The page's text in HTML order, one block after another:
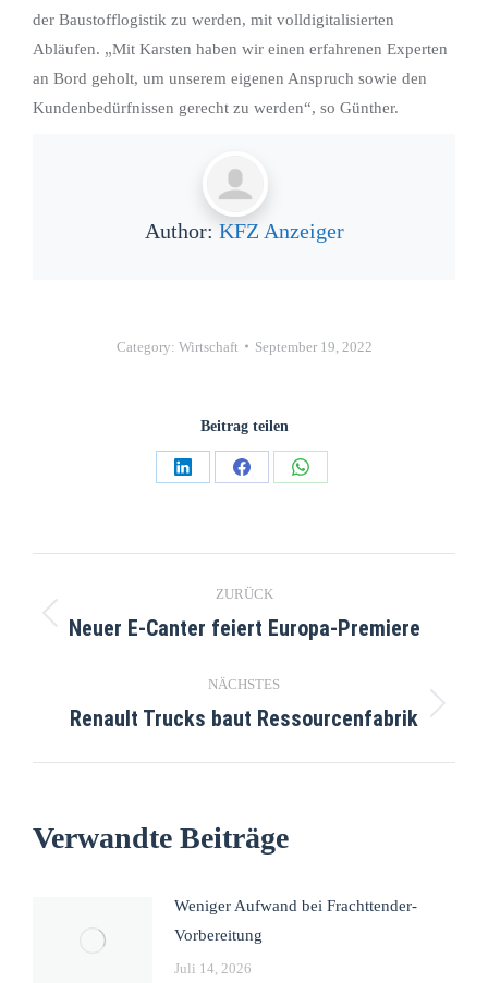
der Baustofflogistik zu werden, mit volldigitalisierten
Abläufen. „Mit Karsten haben wir einen erfahrenen Experten
an Bord geholt, um unserem eigenen Anspruch sowie den
Kundenbedürfnissen gerecht zu werden“, so Günther.
Author: KFZ Anzeiger
Category: Wirtschaft September 19, 2022
Beitrag teilen
ZURÜCK
Neuer E-Canter feiert Europa-Premiere
NÄCHSTES
Renault Trucks baut Ressourcenfabrik
Verwandte Beiträge
Weniger Aufwand bei Frachttender-
Vorbereitung
Juli 14, 2026